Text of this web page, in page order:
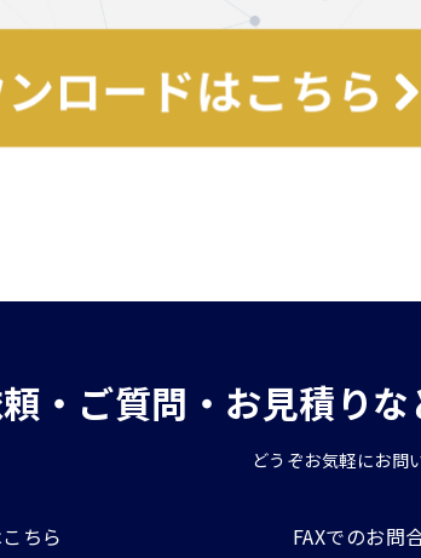
・ご質問・お見積りな
どうぞお気軽にお問
ちら FAXでのお問